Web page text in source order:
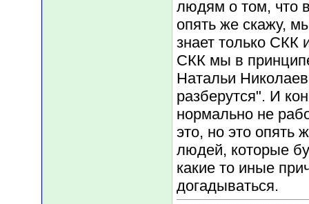
людям о том, что
опять же скажу,
знает только СКК
СКК мы в
Натальи
разберутся". И
нормально не
это, но это опять
людей, которые
какие то иные
догадываться.